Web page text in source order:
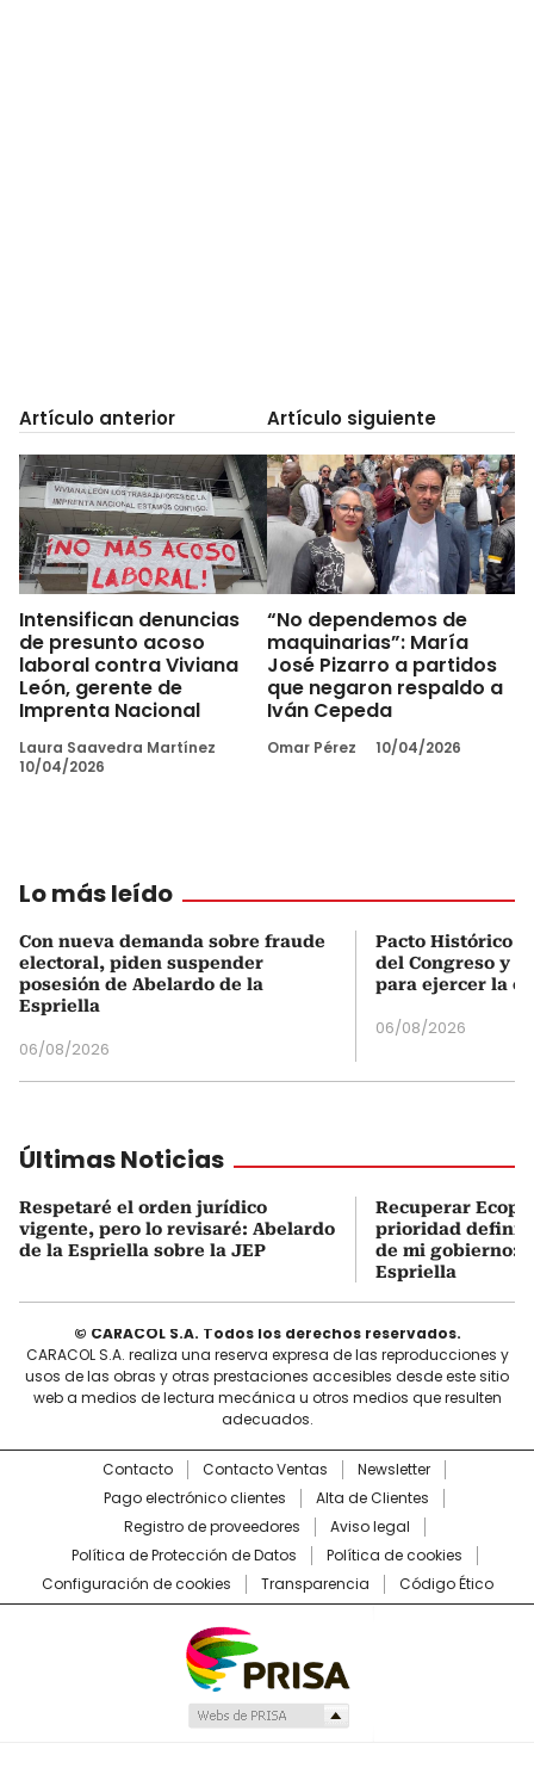
Artículo anterior
Intensifican denuncias
de presunto acoso
laboral contra Viviana
León, gerente de
Imprenta Nacional
Laura Saavedra Martínez
10/04/2026
Artículo siguiente
“No dependemos de
maquinarias”: María
José Pizarro a partidos
que negaron respaldo a
Iván Cepeda
Omar Pérez 10/04/2026
Lo más leído
Con nueva demanda sobre fraude
electoral, piden suspender
posesión de Abelardo de la
Espriella
06/08/2026
Pacto Histórico
del Congreso y
para ejercer la
06/08/2026
Últimas Noticias
Respetaré el orden jurídico
vigente, pero lo revisaré: Abelardo
de la Espriella sobre la JEP
Recuperar
prioridad
de mi gobierno:
Espriella
© CARACOL S.A. Todos los derechos reservados.
CARACOL S.A. realiza una reserva expresa de las reproducciones y
usos de las obras y otras prestaciones accesibles desde este sitio
web a medios de lectura mecánica u otros medios que resulten
adecuados.
Contacto Contacto Ventas
Newsletter
Pago electrónico clientes
Alta de Clientes
Registro de proveedores
Aviso legal
Política de Protección de Datos
Política de cookies
Configuración de cookies
Transparencia Código Ético